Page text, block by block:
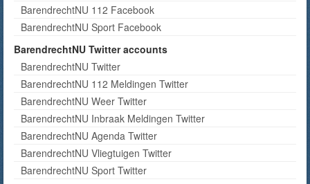
BarendrechtNU 112 Facebook
BarendrechtNU Sport Facebook
BarendrechtNU Twitter accounts
BarendrechtNU Twitter
BarendrechtNU 112 Meldingen Twitter
BarendrechtNU Weer Twitter
BarendrechtNU Inbraak Meldingen Twitter
BarendrechtNU Agenda Twitter
BarendrechtNU Vliegtuigen Twitter
BarendrechtNU Sport Twitter